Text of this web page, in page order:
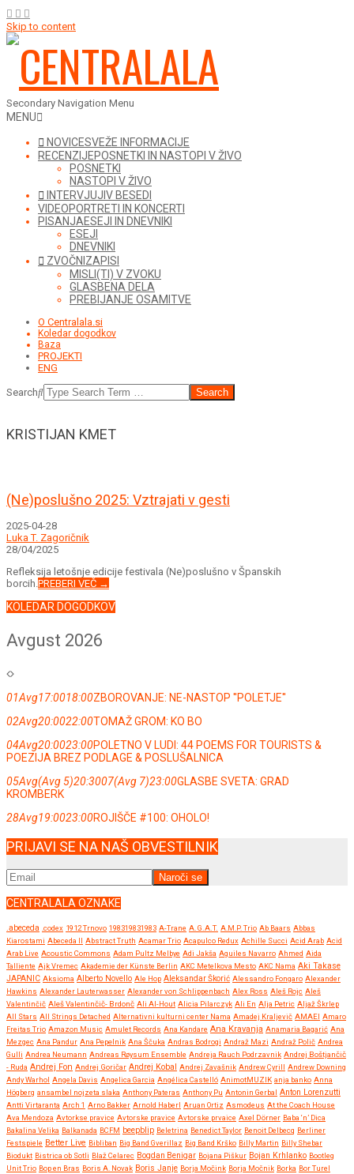
Skip to content
Secondary Navigation Menu
MENU
NOVICESVEŽE INFORMACIJE
RECENZIJEPOSNETKI IN NASTOPI V ŽIVO
POSNETKI
NASTOPI V ŽIVO
INTERVJUJI V BESEDI
VIDEOPORTRETI IN KONCERTI
PISANJAESEJI IN DNEVNIKI
ESEJI
DNEVNIKI
ZVOČNI ZAPISI
MISLI(TI) V ZVOKU
GLASBENA DELA
PREBIJANJE OSAMITVE
O Centralala.si
Koledar dogodkov
Baza
PROJEKTI
ENG
Search
KRISTIJAN KMET
(Ne)poslušno 2025: Vztrajati v gesti
2025-04-28
Luka T. Zagoričnik
28/04/2025
Refleksija letošnje edicije festivala (Ne)poslušno v Španskih
borcih. PREBERI VEČ →
KOLEDAR DOGODKOV
Avgust 2026
01Avg17:0018:00ZBOROVANJE: NE-NASTOP ''POLETJE''
02Avg20:0022:00TOMAŽ GROM: KO BO
04Avg20:0023:00POLETNO V LUDI: 44 POEMS FOR TOURISTS &
POEZIJA BREZ PODLAGE & POSLUŠALNICA
05Avg(Avg 5)20:3007(Avg 7)23:00GLASBE SVETA: GRAD
KROMBERK
28Avg19:0023:00ROJIŠČE #100: OHOLO!
PRIJAVI SE NA NAŠ OBVESTILNIK
CENTRALALA OZNAKE
.abeceda .codex 1912 Trnovo 198319831983 A-Trane A.G.A.T. A.M.P. Trio Ab Baars Abbas
Kiarostami Abeceda II Abstract Truth Acamar Trio Acapulco Redux Achille Succi Acid Arab Acid
Arab Live Acoustic Commons Adam Pultz Melbye Adi Jakša Aguiles Navarro Ahmed Aida
Talliente Ajk Vremec Akademie der Künste Berlin AKC Metelkova Mesto AKC Nama Aki Takase
JAPANIC Aksioma Alberto Novello Ale Hop Aleksandar Škorić Alessandro Fongaro Alexander
Hawkins Alexander Lauterwasser Alexander von Schlippenbach Alex Ross Aleš Rojc Aleš
Valentinčič Aleš Valentinčič- Brdonč Ali Al-Hout Alicia Pilarczyk Ali En Alja Petric Aljaž Škrlep
All Stars All Strings Detached Alternativni kulturni center Nama Amadej Kraljevič AMAEI Amaro
Freitas Trio Amazon Music Amulet Records Ana Kandare Ana Kravanja Anamaria Bagarić Ana
Mezgec Ana Pandur Ana Pepelnik Ana Ščuka Andras Bodrogi Andraž Mazi Andraž Polič Andrea
Gulli Andrea Neumann Andreas Røysum Ensemble Andreja Rauch Podrzavnik Andrej Boštjančič
- Ruda Andrej Fon Andrej Goričar Andrej Kobal Andrej Zavašnik Andrew Cyrill Andrew Downing
Andy Warhol Angela Davis Angelica Garcia Angélica Castelló AnimotMUZIK anja banko Anna
Högberg ansambel nojzeta slaka Anthony Pateras Anthony Pu Antonin Gerbal Anton Lorenzutti
Antti Virtaranta Arch 1 Arno Bakker Arnold Haberl Aruan Ortiz Asmodeus At the Coach House
Ava Mendoza Avtorkse pravice Avtorske pravice Avtorske prvaice Axel Dörner Baba ‘n’ Dica
Bakalina Velika Balkanada BCFM beepblip Beletrina Benedict Taylor Benoit Delbecq Berliner
Festspiele Better Live Bibliban Big Band Gverillaz Big Band Krško Billy Martin Billy Shebar
Biodukt Bistrica ob Sotli Blaž Celarec Bogdan Benigar Bojana Piškur Bojan Krhlanko Bootleg
Unit Trio Bop en Bras Boris A. Novak Boris Janje Borja Močink Borja Močnik Borka Bor Turel